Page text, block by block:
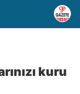
kuru